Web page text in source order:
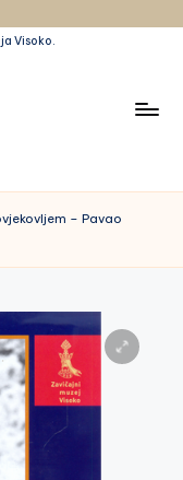
Visoko.
– Pavao